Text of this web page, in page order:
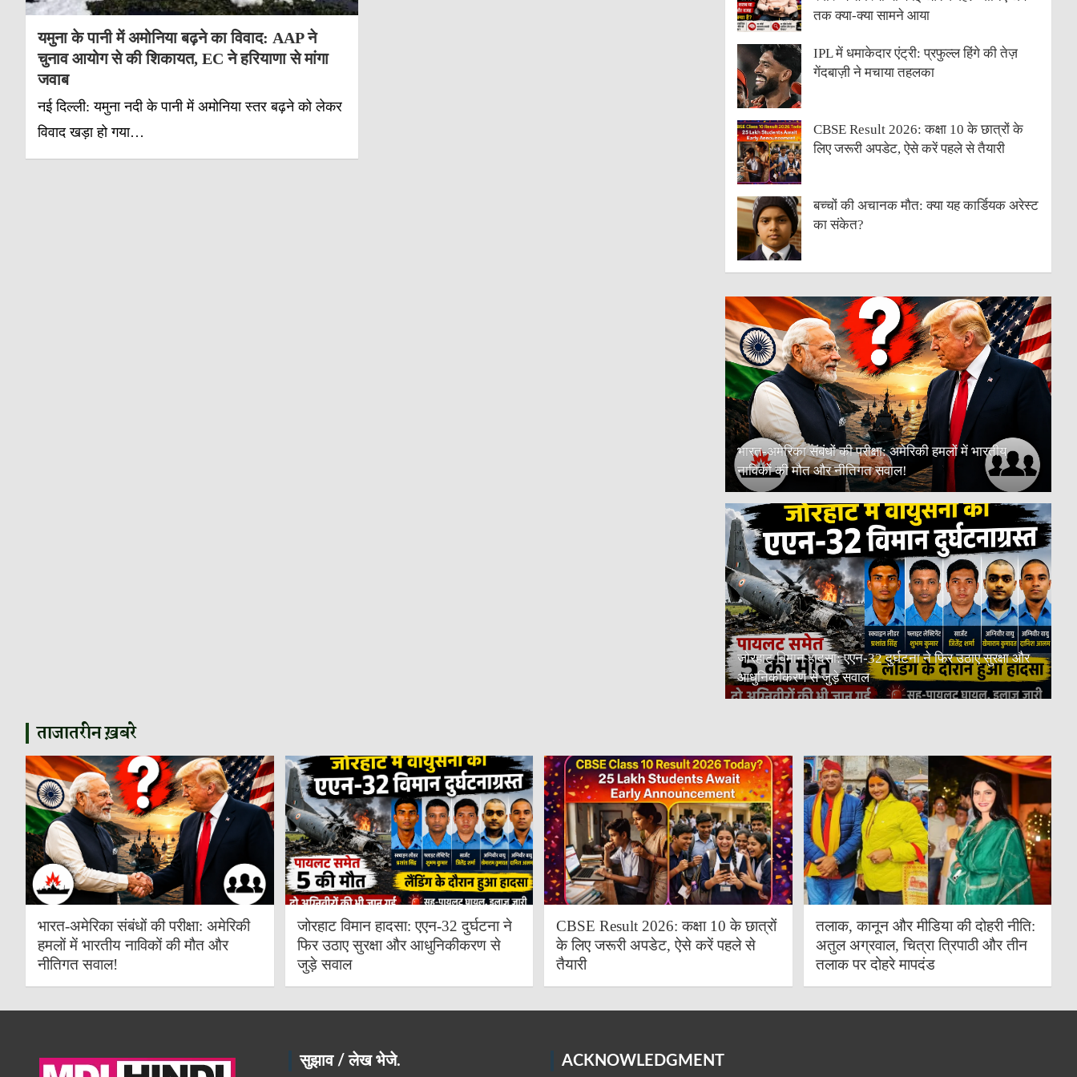
यमुना के पानी में अमोनिया बढ़ने का विवाद: AAP ने
चुनाव आयोग से की शिकायत, EC ने हरियाणा से मांगा
जवाब
नई दिल्ली: यमुना नदी के पानी में अमोनिया स्तर बढ़ने को लेकर
विवाद खड़ा हो गया…
तक क्या-क्या सामने आया
IPL में धमाकेदार एंट्री: प्रफुल्ल हिंगे की तेज़
गेंदबाज़ी ने मचाया तहलका
CBSE Result 2026: कक्षा 10 के छात्रों के
लिए जरूरी अपडेट, ऐसे करें पहले से तैयारी
बच्चों की अचानक मौत: क्या यह कार्डियक अरेस्ट
का संकेत?
भारत-अमेरिका संबंधों की परीक्षा: अमेरिकी हमलों में भारतीय
नाविकों की मौत और नीतिगत सवाल!
जोरहाट विमान हादसा: एएन-32 दुर्घटना ने फिर उठाए सुरक्षा और
आधुनिकीकरण से जुड़े सवाल
ताजातरीन ख़बरे
भारत-अमेरिका संबंधों की परीक्षा: अमेरिकी
हमलों में भारतीय नाविकों की मौत और
नीतिगत सवाल!
जोरहाट विमान हादसा: एएन-32 दुर्घटना ने
फिर उठाए सुरक्षा और आधुनिकीकरण से
जुड़े सवाल
CBSE Result 2026: कक्षा 10 के छात्रों
के लिए जरूरी अपडेट, ऐसे करें पहले से
तैयारी
तलाक, कानून और मीडिया की दोहरी नीति:
अतुल अग्रवाल, चित्रा त्रिपाठी और तीन
तलाक पर दोहरे मापदंड
सुझाव / लेख भेजे. ACKNOWLEDGMENT